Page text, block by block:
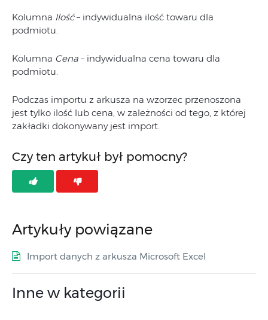
Kolumna Ilość– indywidualna ilość towaru dla
podmiotu.
Kolumna Cena – indywidualna cena towaru dla
podmiotu.
Podczas importu z arkusza na wzorzec przenoszona
jest tylko ilość lub cena, w zależności od tego, z której
zakładki dokonywany jest import.
Czy ten artykuł był pomocny?
Artykuły powiązane
Import danych z arkusza Microsoft Excel
Inne w kategorii